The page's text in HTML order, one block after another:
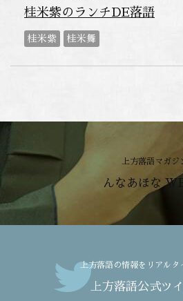
桂米紫のランチDE落語
桂米紫 桂米舞
上方落語マガジ
んなあほな
上方落語の情報をリアルタ
上方落語公式ツ